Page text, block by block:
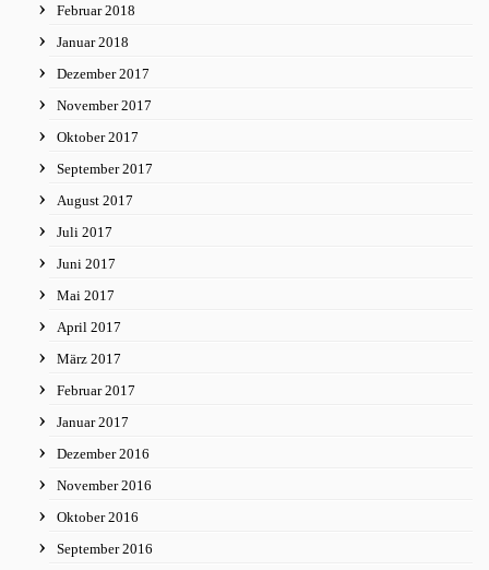
Februar 2018
Januar 2018
Dezember 2017
November 2017
Oktober 2017
September 2017
August 2017
Juli 2017
Juni 2017
Mai 2017
April 2017
März 2017
Februar 2017
Januar 2017
Dezember 2016
November 2016
Oktober 2016
September 2016